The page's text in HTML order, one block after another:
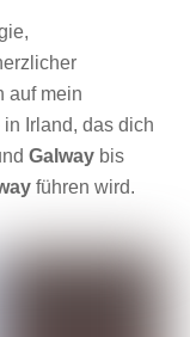
auf mein
Irland, das dich
Galway bis
führen wird.